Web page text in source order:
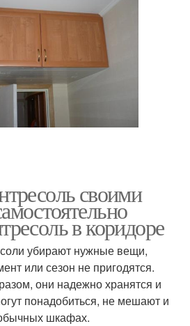
своими
в коридоре
убирают нужные вещи,
или сезон не пригодятся.
они надежно хранятся и
понадобиться, не мешают и
шкафах.